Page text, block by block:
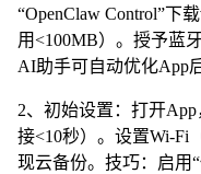
“OpenClaw Control”下
用<100MB）。授予蓝
AI助手可自动优化App
2、初始设置：打开
接<10秒）。设置Wi-Fi
现云备份。技巧：启用